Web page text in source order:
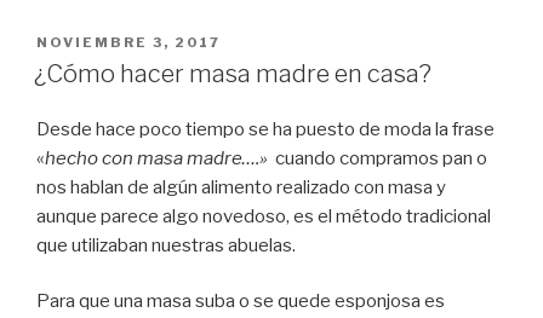
PUBLICADO
EL
NOVIEMBRE 3, 2017
¿Cómo hacer masa madre en casa?
Desde hace poco tiempo se ha puesto de moda la frase
«hecho con masa madre….» cuando compramos pan o
nos hablan de algún alimento realizado con masa y
aunque parece algo novedoso, es el método tradicional
que utilizaban nuestras abuelas.
Para que una masa suba o se quede esponjosa es